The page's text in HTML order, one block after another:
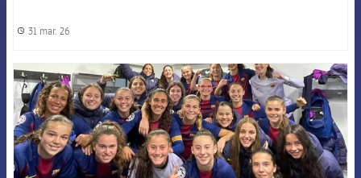
label.share.clock
31 mar. 26
FCB Barcelona badge